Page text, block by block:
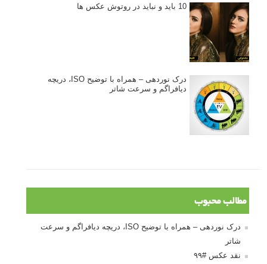
10 باید و نباید در روتوش عکس ها
درک نوردهی – همراه با توضیح ISO، دریچه
دیافراگم و سرعت شاتر
مطالب محبوب
درک نوردهی – همراه با توضیح ISO، دریچه دیافراگم و سرعت
شاتر
نقد عکس #۹۹